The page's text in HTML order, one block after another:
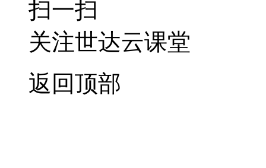
扫一扫
关注世达云课堂
返回顶部